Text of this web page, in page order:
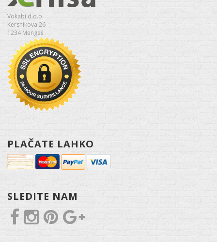
Vokabi d.o.o.
Kersnikova 26
1234 Mengeš
PLAČATE LAHKO
SLEDITE NAM